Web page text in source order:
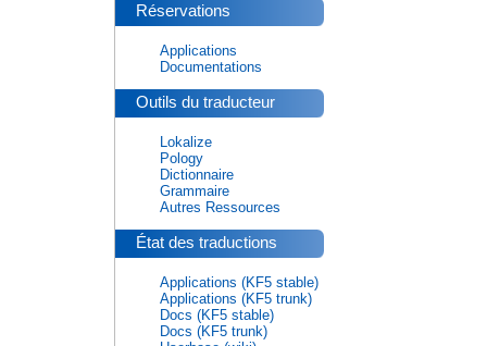
Réservations
Applications
Documentations
Outils du traducteur
Lokalize
Pology
Dictionnaire
Grammaire
Autres Ressources
État des traductions
Applications (KF5 stable)
Applications (KF5 trunk)
Docs (KF5 stable)
Docs (KF5 trunk)